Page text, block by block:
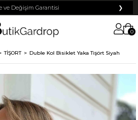
Kartlarına +12 Taksit İmkanı! ❯
0
TİŞORT Duble Kol Bisiklet Yaka Tişört Siyah
200 TL
% 15
% 20
KARGO
250 TL
5